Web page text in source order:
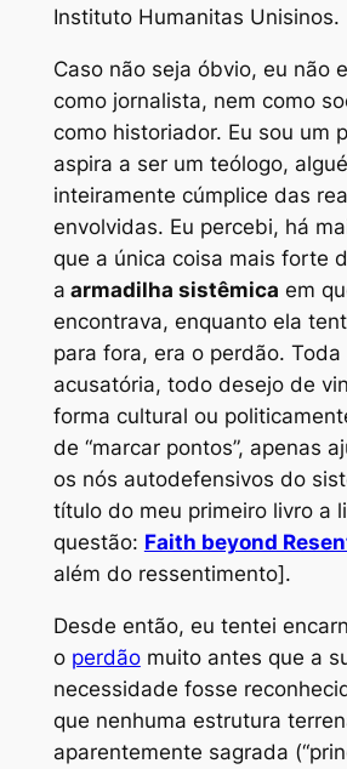
Instituto Humanitas Unisinos.
Caso não seja óbvio, eu não
como jornalista, nem como
como historiador. Eu sou um
aspira a ser um teólogo,
inteiramente cúmplice das
envolvidas. Eu percebi, há
que a única coisa mais forte
a armadilha sistêmica em
encontrava, enquanto ela
para fora, era o perdão.
acusatória, todo desejo de
forma cultural ou
de “marcar pontos”, apenas
os nós autodefensivos do
título do meu primeiro livro a
questão: Faith beyond
além do ressentimento].
Desde então, eu tentei
o perdãomuito antes que a
necessidade fosse
que nenhuma estrutura
aparentemente sagrada